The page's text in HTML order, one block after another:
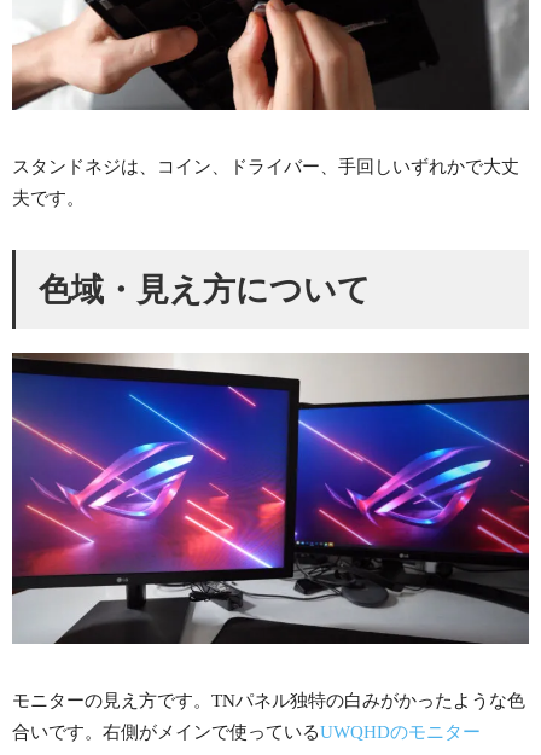
スタンドネジは、コイン、ドライバー、手回しいずれかで大丈
夫です。
色域・見え方について
モニターの見え方です。TNパネル独特の白みがかったような色
合いです。右側がメインで使っているUWQHDのモニター